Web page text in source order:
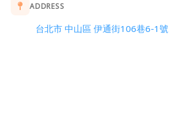
ADDRESS
台北市 中山區 伊通街106巷6-1號